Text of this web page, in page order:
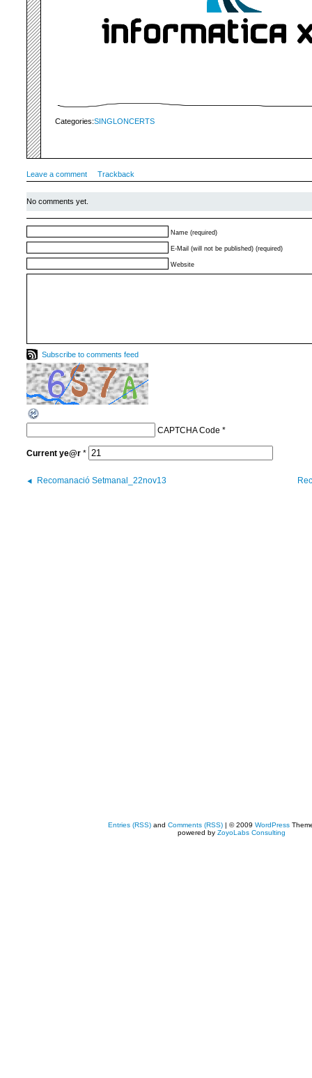
Categories:SINGLONCERTS
Leave a comment Trackback
No comments yet.
Name (required)
E-Mail (will not be published) (required)
Website
Subscribe to comments feed
CAPTCHA Code *
Current ye@r *
Recomanació Setmanal_22nov13
Entries (RSS) andComments (RSS) | © 2009WordPress
powered byZoyoLabs Consulting